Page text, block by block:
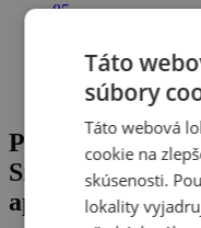
85
Dovolená v
Poľské Tatry
Snow Resorts
apartmáne s
Táto
súbory
Táto webová
cookie na
skúsenosti.
lokality